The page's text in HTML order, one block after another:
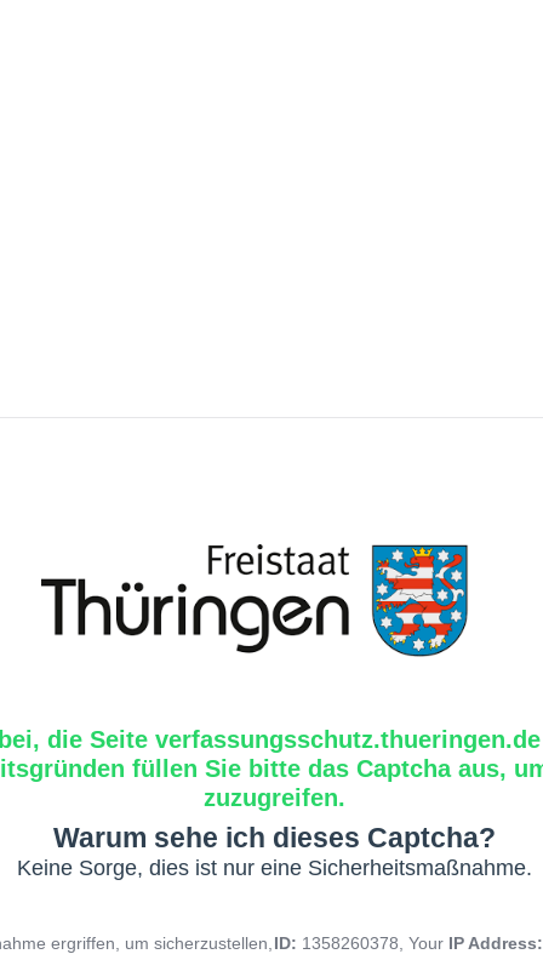
die Seite
füllen Sie bitte das Captcha aus,
zuzugreifen.
Warum sehe ich dieses Captcha?
Keine Sorge, dies ist nur eine Sicherheitsmaßnahme.
ergriffen, um sicherzustellen, ID: 1358260378, Your IP